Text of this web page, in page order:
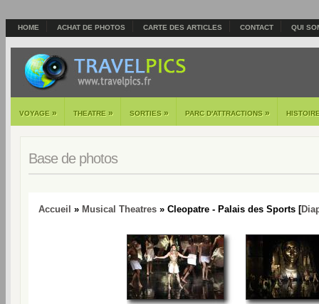
HOME ACHAT DE PHOTOS CARTE DES ARTICLES CONTACT QUI
VOYAGE » THEATRE » SORTIES » PARC D'ATTRACTIONS »
Base de photos
Accueil » Musical Theatres » Cleopatre - Palais des Sports [